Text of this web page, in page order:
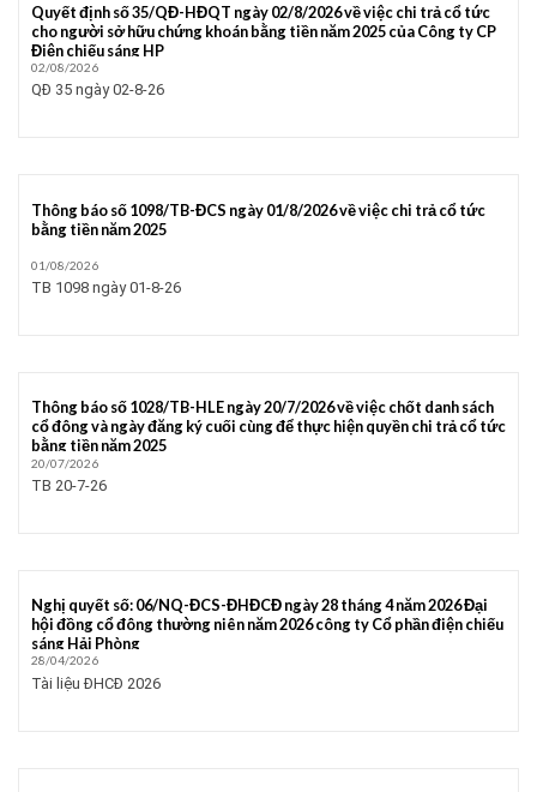
Quyết định số 35/QĐ-HĐQT ngày 02/8/2026 về việc chi trả cổ tức
cho người sở hữu chứng khoán bằng tiền năm 2025 của Công ty CP
Điện chiếu sáng HP
02/08/2026
QĐ 35 ngày 02-8-26
Thông báo số 1098/TB-ĐCS ngày 01/8/2026 về việc chi trả cổ tức
bằng tiền năm 2025
01/08/2026
TB 1098 ngày 01-8-26
Thông báo số 1028/TB-HLE ngày 20/7/2026 về việc chốt danh sách
cổ đông và ngày đăng ký cuối cùng để thực hiện quyền chi trả cổ tức
bằng tiền năm 2025
20/07/2026
TB 20-7-26
Nghị quyết số: 06/NQ-ĐCS-ĐHĐCĐ ngày 28 tháng 4 năm 2026 Đại
hội đồng cổ đông thường niên năm 2026 công ty Cổ phần điện chiếu
sáng Hải Phòng
28/04/2026
Tài liệu ĐHCĐ 2026